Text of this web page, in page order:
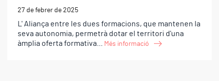
27 de febrer de 2025
L' Aliança entre les dues formacions, que mantenen la
seva autonomia, permetrà dotar el territori d'una
àmplia oferta formativa...
Més informació